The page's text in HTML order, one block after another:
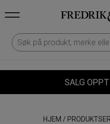
SALG
HJEM /